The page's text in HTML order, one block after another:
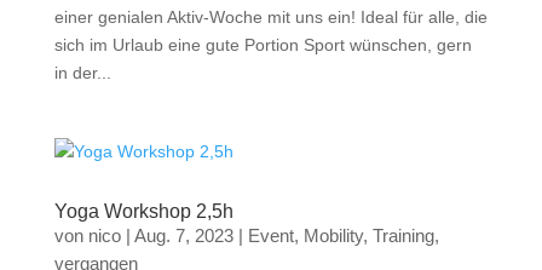
einer genialen Aktiv-Woche mit uns ein! Ideal für alle, die
sich im Urlaub eine gute Portion Sport wünschen, gern
in der...
Yoga Workshop 2,5h
von nico| Aug. 7, 2023| Event, Mobility, Training,
vergangen